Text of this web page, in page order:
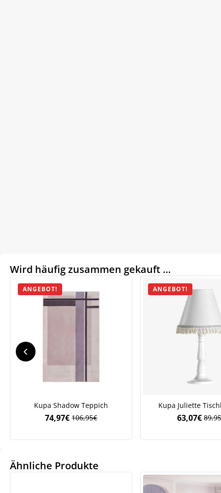
Wird häufig zusammen gekauft …
ANGEBOT!
Kupa Shadow Teppich
106,95€
Ursprünglicher
war:
74,97€ Aktueller
ist:
ANGEBOT!
Kupa Juliette
war:
63,07€
ist:
Ähnliche Produkte